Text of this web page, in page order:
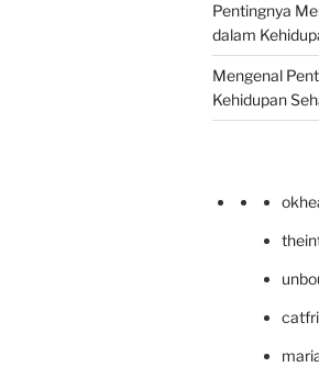
Pentingnya
dalam
Mengenal
Kehidupan